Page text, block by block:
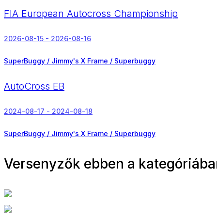
FIA European Autocross Championship
2026-08-15 - 2026-08-16
SuperBuggy / Jimmy's X Frame / Superbuggy
AutoCross EB
2024-08-17 - 2024-08-18
SuperBuggy / Jimmy's X Frame / Superbuggy
Versenyzők ebben a